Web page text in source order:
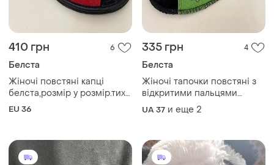
410 грн 6
Белста
Жіночі повстяні капці
белста,розмір у розмір.тиха
хода
EU 36
335 грн 4
Белста
Жіночі тапочки повстяні з
відкритими пальцями
белста,розмір у розмір
UA 37 и еще 2